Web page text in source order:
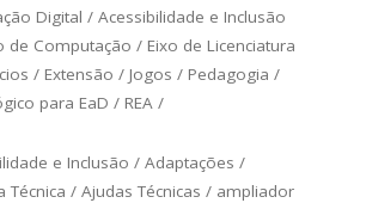
Digital /Acessibilidade e Inclusão
de Computação / Eixo de Licenciatura
/ Extensão / Jogos / Pedagogia /
para EaD / REA/
e Inclusão /Adaptações /
Técnica / Ajudas Técnicas / ampliador